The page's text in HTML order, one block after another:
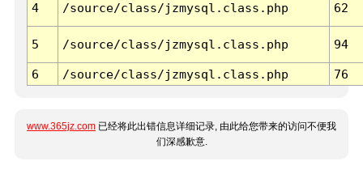
4 /source/class/jzmysql.class.php 62
5 /source/class/jzmysql.class.php 94
6 /source/class/jzmysql.class.php 76
www.365jz.com 已经将此出错信息详细记录, 由此给您带来的访问不便我
们深感歉意.